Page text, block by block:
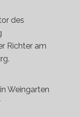
des
Richter am
Weingarten